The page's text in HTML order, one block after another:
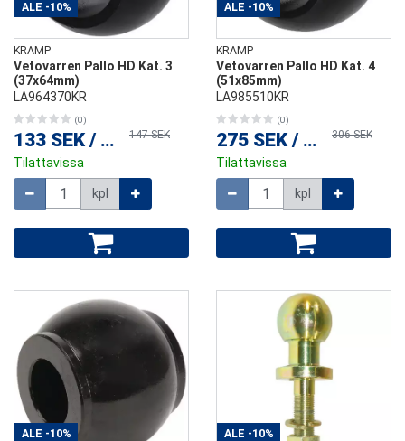
ALE -10%
KRAMP
Vetovarren Pallo HD Kat. 3
(37x64mm)
LA964370KR
(0)
133 SEK / kpl 147 SEK
Tilattavissa
kpl
ALE -10%
KRAMP
Vetovarren Pallo HD Kat. 4
(51x85mm)
LA985510KR
(0)
275 SEK / kpl 306 SEK
Tilattavissa
kpl
ALE -10% ALE -10%